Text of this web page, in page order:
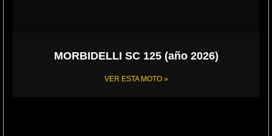
MORBIDELLI SC 125 (año 2026)
VER ESTA MOTO »